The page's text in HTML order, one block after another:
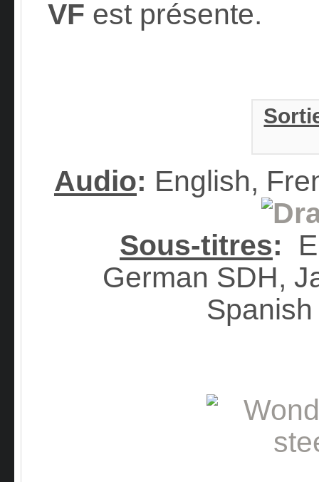
VF est présente.
Audio: English,
Sous-titres:
German SDH,